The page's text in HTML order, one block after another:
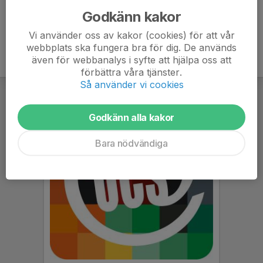
Godkänn kakor
Vi använder oss av kakor (cookies) för att vår
webbplats ska fungera bra för dig. De används
även för webbanalys i syfte att hjälpa oss att
förbättra våra tjänster.
Så använder vi cookies
Godkänn alla kakor
Bara nödvändiga